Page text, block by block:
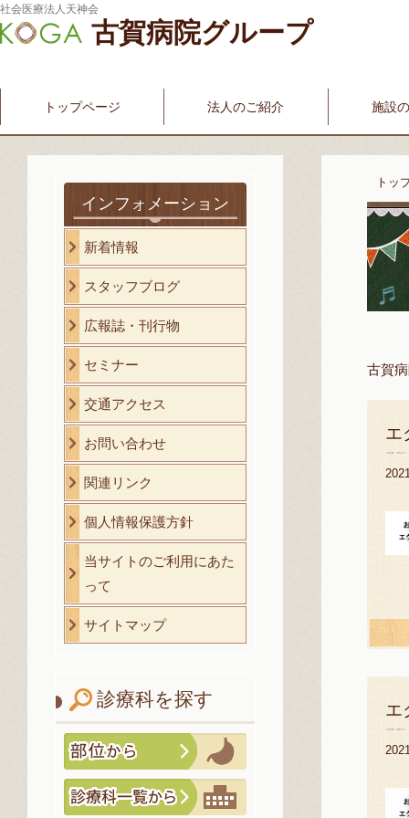
社会医療法人天神会
古賀病院グループ
トップページ 法人のご紹介 施設
新古賀みなみ病院 新古賀クリニック
インフォメーション
新着情報
スタッフブログ
広報誌・刊行物
セミナー
交通アクセス
お問い合わせ
関連リンク
個人情報保護方針
当サイトのご利用にあた
って
サイトマップ
診療科を探す
トッ
古賀
エ
エ